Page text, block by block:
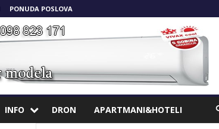
PONUDA POSLOVA
INFO DRON APARTMANI&HOTELI